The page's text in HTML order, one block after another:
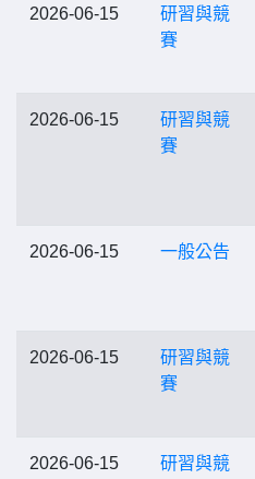
2026-06-15
研習與競
賽
2026-06-15
研習與競
賽
2026-06-15 一般公告
2026-06-15
研習與競
賽
2026-06-15
研習與競